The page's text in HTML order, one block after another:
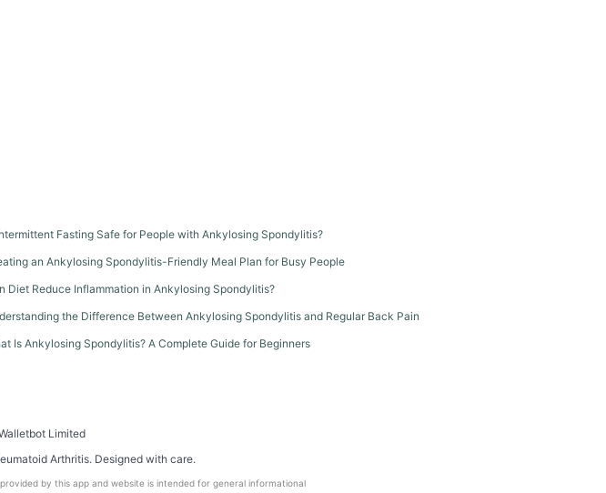
Fasting Safe for People with Ankylosing Spondylitis?
an Ankylosing Spondylitis-Friendly Meal Plan for Busy People
Diet Reduce Inflammation in Ankylosing Spondylitis?
the Difference Between Ankylosing Spondylitis and Regular Back Pain
Is Ankylosing Spondylitis? A Complete Guide for Beginners
Limited
Arthritis. Designed with care.
by this app and website is intended for general informational